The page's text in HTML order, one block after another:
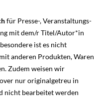
für Presse-, Veranstaltungs-
mit dem/r Titel/Autor*in
ist es nicht
anderen Produkten, Waren
Zudem weisen wir
nur originalgetreu in
nicht bearbeitet werden